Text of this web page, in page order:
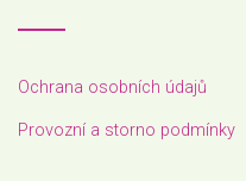
Ochrana osobních údajů
Provozní a storno podmínky